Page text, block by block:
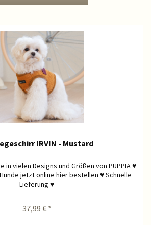
IRVIN - Mustard
in vielen Designs und Größen von PUPPIA ♥
jetzt online hier bestellen ♥ Schnelle
Lieferung ♥
37,99 € *